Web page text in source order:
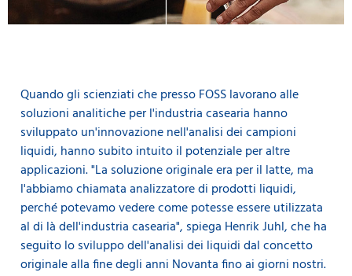
Quando gli scienziati che presso FOSS lavorano alle
soluzioni analitiche per l'industria casearia hanno
sviluppato un'innovazione nell'analisi dei campioni
liquidi, hanno subito intuito il potenziale per altre
applicazioni. "La soluzione originale era per il latte, ma
l'abbiamo chiamata analizzatore di prodotti liquidi,
perché potevamo vedere come potesse essere utilizzata
al di là dell'industria casearia", spiega Henrik Juhl, che ha
seguito lo sviluppo dell'analisi dei liquidi dal concetto
originale alla fine degli anni Novanta fino ai giorni nostri.